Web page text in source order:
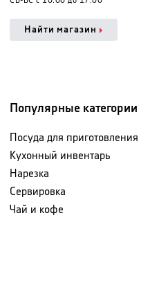
Найти магазин
Популярные категории
Посуда для приготовления
Кухонный инвентарь
Нарезка
Сервировка
Чай и кофе